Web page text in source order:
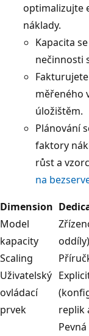
optimalizujte
náklady.
Kapacita
nečinnosti
měřeného
úložištěm.
Plánování
faktory
růst a
na
Dimension
Model
kapacity
oddíly)
Scaling
Uživatelský
ovládací
prvek
replik